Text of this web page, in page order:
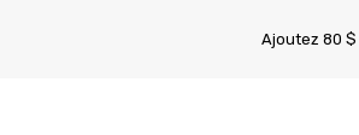
Ajoutez 80 $